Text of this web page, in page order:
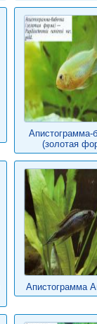
Апистограмма-
(золотая
Апистограмма